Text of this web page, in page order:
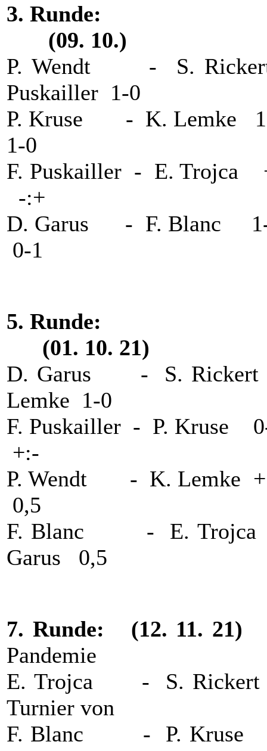
3.
(09. 10.)
P. Wendt - S.
Puskailler 1-0
P. Kruse - K.
1-0
F. Puskailler - E.
-:+
D. Garus - F.
0-1
5.
(01. 10. 21)
D. Garus - S.
Lemke 1-0
F. Puskailler - P.
+:-
P. Wendt - K.
0,5
F. Blanc - E.
Garus 0,5
7. Runde: (12.
Pandemie
E. Trojca - S.
Turnier von
F. Blanc - P. Kruse